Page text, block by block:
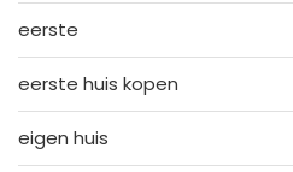
eerste
eerste huis kopen
eigen huis